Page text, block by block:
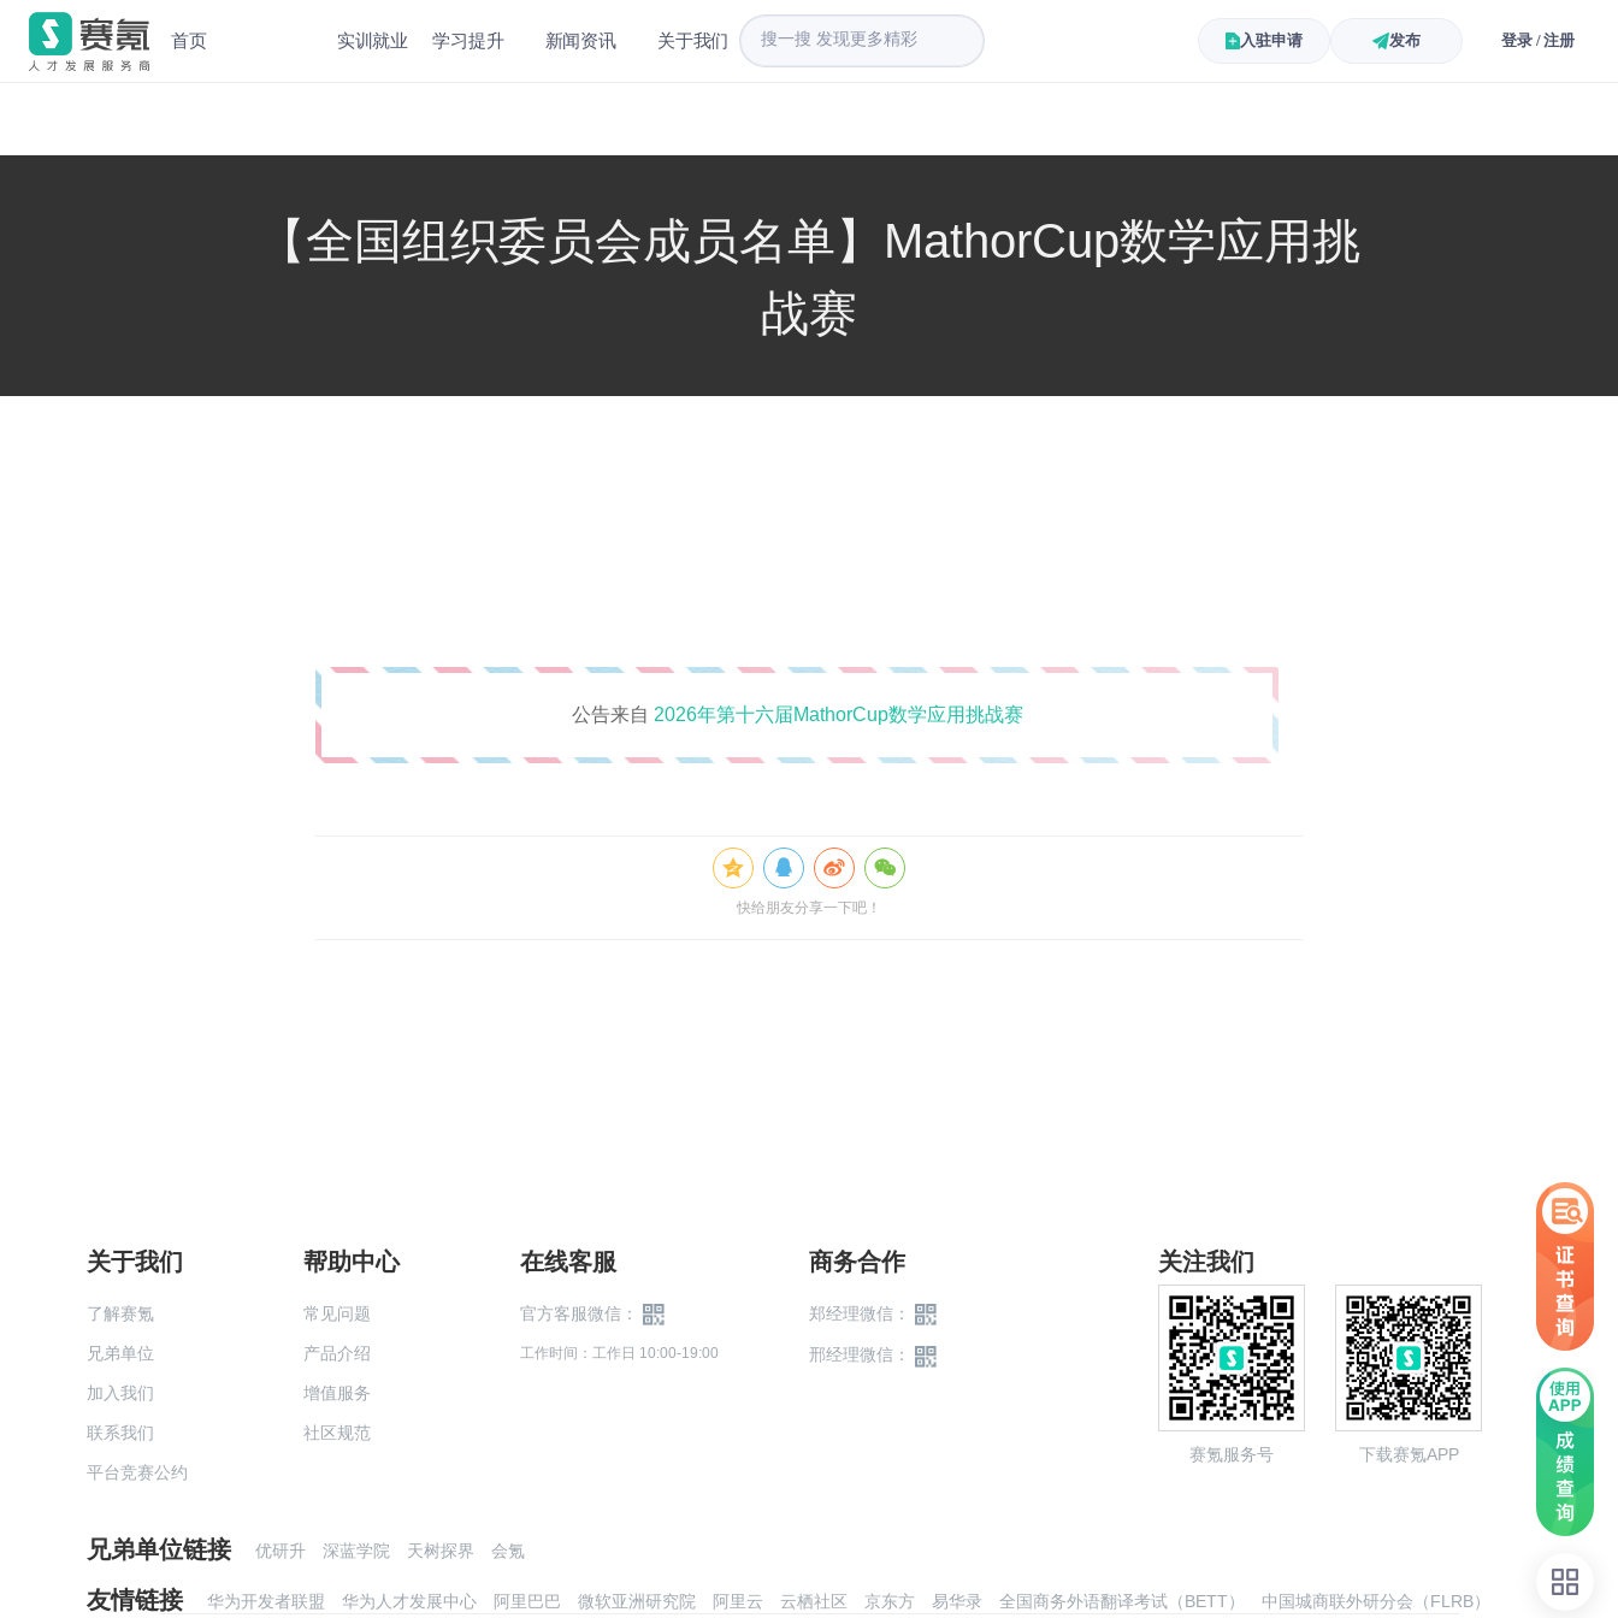
首页 实训就业 学习提升 新闻资讯 关于我们 入驻申请 发布 登录 / 注册
【全国组织委员会成员名单】MathorCup数学应用挑
战赛
公告来自 2026年第十六届MathorCup数学应用挑战赛
快给朋友分享一下吧！
关于我们
了解赛氪
兄弟单位
加入我们
联系我们
平台竞赛公约
帮助中心
常见问题
产品介绍
增值服务
社区规范
在线客服
官方客服微信：
工作时间：工作日 10:00-19:00
商务合作
郑经理微信：
邢经理微信：
关注我们
赛氪服务号 下载赛氪APP
兄弟单位链接 优研升 深蓝学院 天树探界 会氪
友情链接 华为开发者联盟 华为人才发展中心 阿里巴巴 微软亚洲研究院 阿里云 云栖社区 京东方 易华录 全国商务外语翻译考试（BETT） 中国城商联外研分会（FLRB）